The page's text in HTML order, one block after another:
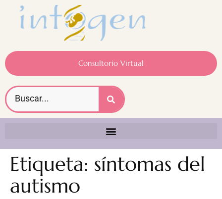
Consultorio Virtual
Etiqueta: síntomas del
autismo